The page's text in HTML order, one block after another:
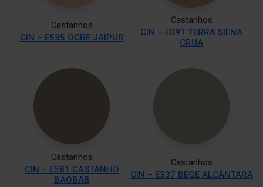
Castanhos
CIN – E535 OCRE JAIPUR
Castanhos
CIN – E091 TERRA SIENA
CRUA
Castanhos
CIN – E581 CASTANHO
BAOBAB
Castanhos
CIN – E337 BEGE ALCÂNTARA